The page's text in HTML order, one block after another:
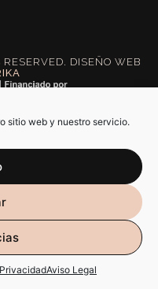
sitio web y nuestro servicio.
Aviso Legal
DISEÑO WEB